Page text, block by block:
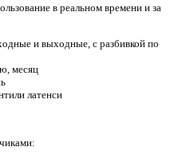
в реальном времени и за
и выходные, с разбивкой по
месяц
латенси